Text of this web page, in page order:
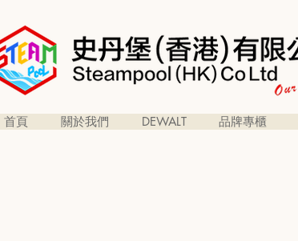
首頁 關於我們 DEWALT 品牌專櫃